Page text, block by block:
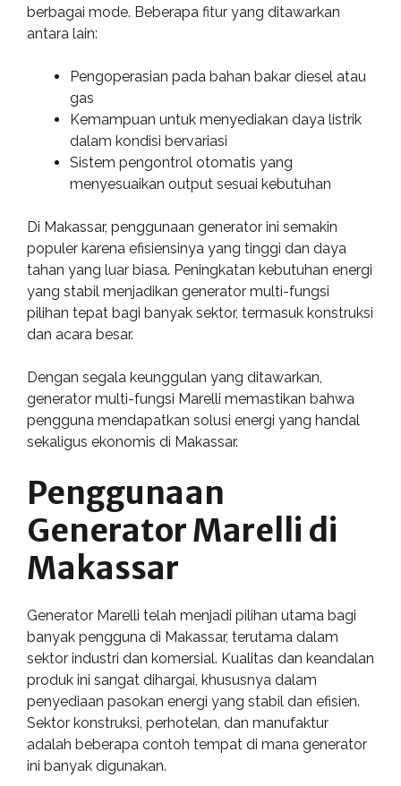
berbagai mode. Beberapa fitur yang ditawarkan
antara lain:
Pengoperasian pada bahan bakar diesel atau
gas
Kemampuan untuk menyediakan daya listrik
dalam kondisi bervariasi
Sistem pengontrol otomatis yang
menyesuaikan output sesuai kebutuhan
Di Makassar, penggunaan generator ini semakin
populer karena efisiensinya yang tinggi dan daya
tahan yang luar biasa. Peningkatan kebutuhan energi
yang stabil menjadikan generator multi-fungsi
pilihan tepat bagi banyak sektor, termasuk konstruksi
dan acara besar.
Dengan segala keunggulan yang ditawarkan,
generator multi-fungsi Marelli memastikan bahwa
pengguna mendapatkan solusi energi yang handal
sekaligus ekonomis di Makassar.
Penggunaan
Generator Marelli di
Makassar
Generator Marelli telah menjadi pilihan utama bagi
banyak pengguna di Makassar, terutama dalam
sektor industri dan komersial. Kualitas dan keandalan
produk ini sangat dihargai, khususnya dalam
penyediaan pasokan energi yang stabil dan efisien.
Sektor konstruksi, perhotelan, dan manufaktur
adalah beberapa contoh tempat di mana generator
ini banyak digunakan.